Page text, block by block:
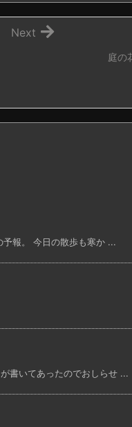
庭
Next
報。 今日の散歩も寒か ...
書いてあったのでおしらせ ...